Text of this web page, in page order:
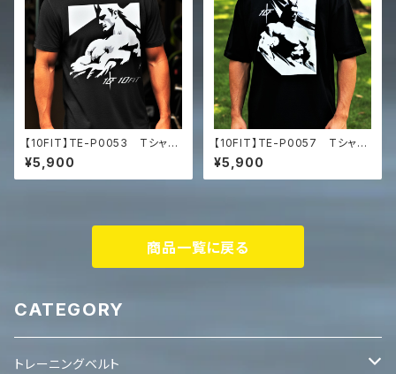
【10FIT】TE-P0053 Tシャ
ツ トレーニング 筋トレ ユ
ニセックス ビッグシルエット Tシ
ャツ マッスルアート
¥5,900
【10FIT】TE-P0057 Tシャ
ツ トレーニング 筋トレ ユ
ニセックス ビッグシルエット Tシ
ャツ マッスルアート
¥5,900
商品一覧に戻る
CATEGORY
トレーニングベルト